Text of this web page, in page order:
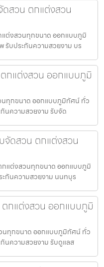
สวน ตกแต่งสวน
ต่งสวนทุกขนาด ออกแบบภูมิ
รับประกันความสวยงาม บร
กแต่งสวน ออกแบบภูมิ
ทุกขนาด ออกแบบภูมิทัศน์ ทั่ว
นความสวยงาม รับจัด
จัดสวน ตกแต่งสวน
แต่งสวนทุกขนาด ออกแบบภูมิ
กันความสวยงาม นนทบุร
กแต่งสวน ออกแบบภูมิ
ทุกขนาด ออกแบบภูมิทัศน์ ทั่ว
นความสวยงาม รับดูแลส